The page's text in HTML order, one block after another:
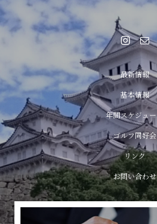
最新情報
基本情報
年間スケジュ
ゴルフ同好会
リンク
お問い合わせ